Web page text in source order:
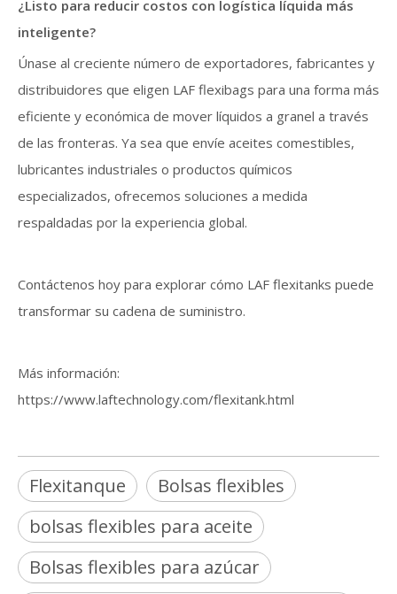
¿Listo para reducir costos con logística líquida más
inteligente?
Únase al creciente número de exportadores, fabricantes y
distribuidores que eligen LAF flexibags para una forma más
eficiente y económica de mover líquidos a granel a través
de las fronteras. Ya sea que envíe aceites comestibles,
lubricantes industriales o productos químicos
especializados, ofrecemos soluciones a medida
respaldadas por la experiencia global.
Contáctenos hoy para explorar cómo LAF flexitanks puede
transformar su cadena de suministro.
Más información:
https://www.laftechnology.com/flexitank.html
Flexitanque
Bolsas flexibles
bolsas flexibles para aceite
Bolsas flexibles para azúcar